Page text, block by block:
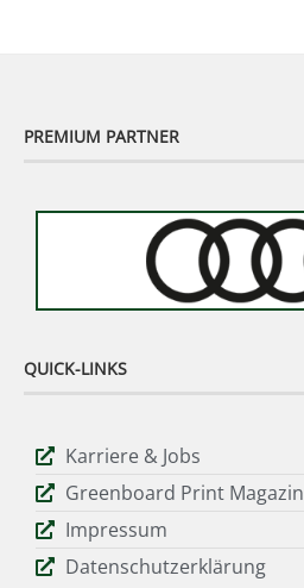
PREMIUM PARTNER
QUICK-LINKS
Karriere & Jobs
Greenboard Print Magazin
Impressum
Datenschutzerklärung